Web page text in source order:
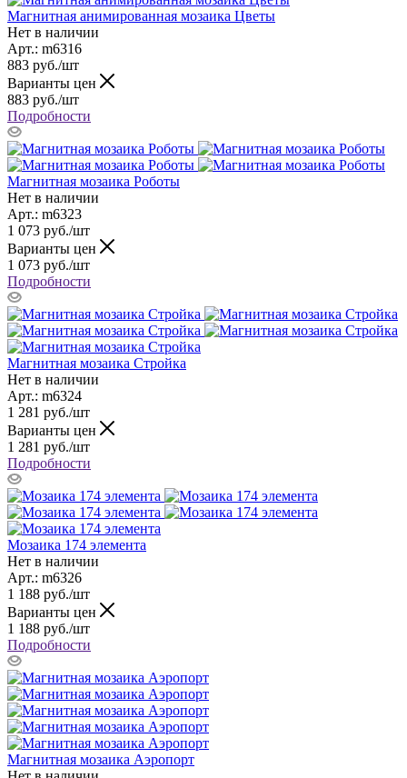
Магнитная анимированная мозаика Цветы
Нет в наличии
Арт.: m6316
883 руб./шт
Варианты цен
883 руб./шт
Подробности
Магнитная мозаика Роботы
Нет в наличии
Арт.: m6323
1 073 руб./шт
Варианты цен
1 073 руб./шт
Подробности
Магнитная мозаика Стройка
Нет в наличии
Арт.: m6324
1 281 руб./шт
Варианты цен
1 281 руб./шт
Подробности
Мозаика 174 элемента
Нет в наличии
Арт.: m6326
1 188 руб./шт
Варианты цен
1 188 руб./шт
Подробности
Магнитная мозаика Аэропорт